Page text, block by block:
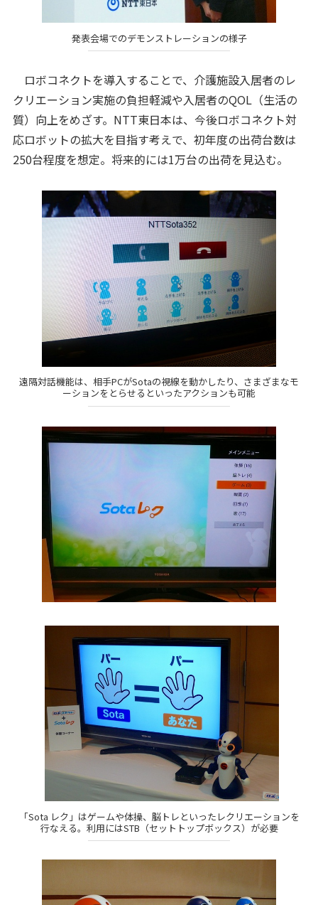
発表会場でのデモンストレーションの様子
ロボコネクトを導入することで、介護施設入居者のレ
クリエーション実施の負担軽減や入居者のQOL（生活の
質）向上をめざす。NTT東日本は、今後ロボコネクト対
応ロボットの拡大を目指す考えで、初年度の出荷台数は
250台程度を想定。将来的には1万台の出荷を見込む。
遠隔対話機能は、相手PCがSotaの視線を動かしたり、さまざまなモ
ーションをとらせるといったアクションも可能
「Sota レク」はゲームや体操、脳トレといったレクリエーションを
行なえる。利用にはSTB（セットトップボックス）が必要